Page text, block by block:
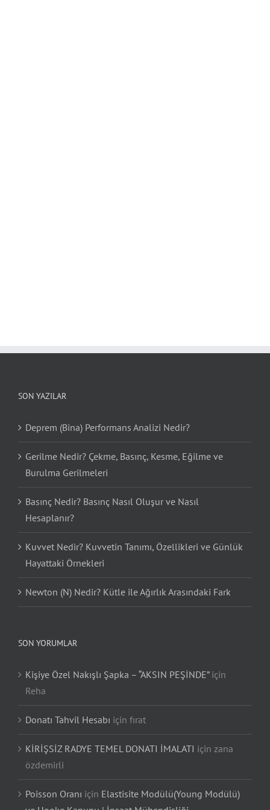
SON YAZILAR
Deprem (Bina) Performans Analizi Nedir?
Gerilme Nedir? Çekme, Basınç, Kesme, Eğilme ve
Burulma Gerilmeleri
Basınç Nedir? Basınç Nasıl Oluşur ve Nasıl
Hesaplanır?
Kuvvet Nedir? Kuvvetin Tanımı, Özellikleri ve Günlük
Hayattaki Örnekleri
Newton (N) Nedir? Kütle ile Ağırlık Arasındaki Fark
SON YORUMLAR
Kişiye Özel Nakışlı Şapka – “AKSIN PEŞİNDE”için
Reha
Donatı Tahvil Hesabı için fırat
KİRİŞSİZ RADYE TEMEL DONATI İMALATI için zana
özdemirli
Poisson Oranı için Elastisite Modülü(Young Modülü)